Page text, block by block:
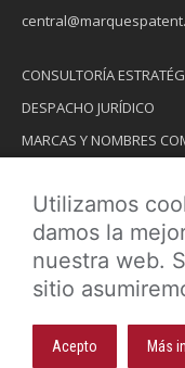
CONSULTORÍA
DESPACHO JURÍDICO
MARCAS Y NOMBRES
DISEÑOS INDUSTRIALES
DOMINIOS DE INTERNET
Utilizamos
damos la
nuestra web.
sitio
Acepto Más